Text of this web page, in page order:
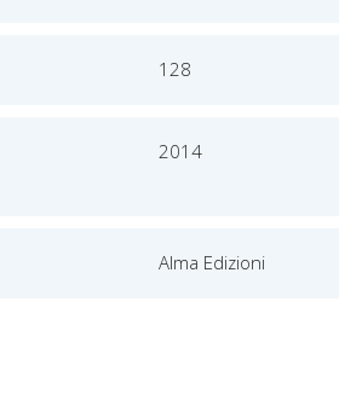
128
2014
Alma Edizioni